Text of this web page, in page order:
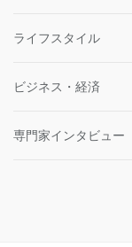
ライフスタイル
ビジネス・経済
専門家インタビュー